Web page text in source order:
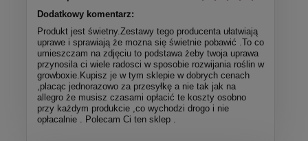
Dodatkowy komentarz:
Produkt jest świetny.Zestawy tego producenta ułatwiają
uprawe i sprawiają że mozna się świetnie pobawić .To co
umieszczam na zdjęciu to podstawa żeby twoja uprawa
przynosila ci wiele radosci w sposobie rozwijania roślin w
growboxie.Kupisz je w tym sklepie w dobrych cenach
,placąc jednorazowo za przesyłkę a nie tak jak na
allegro że musisz czasami opłacić te koszty osobno
przy każdym produkcie ,co wychodzi drogo i nie
opłacalnie . Polecam Ci ten sklep .